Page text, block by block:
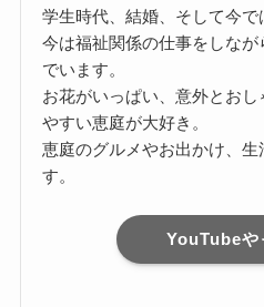
学生時代、結婚、そして今で
今は福祉関係の仕事をしな
でいます。
お花がいっぱい、意外とお
やすい恵庭が大好き。
恵庭のグルメやお出かけ、生
す。
YouTubeや